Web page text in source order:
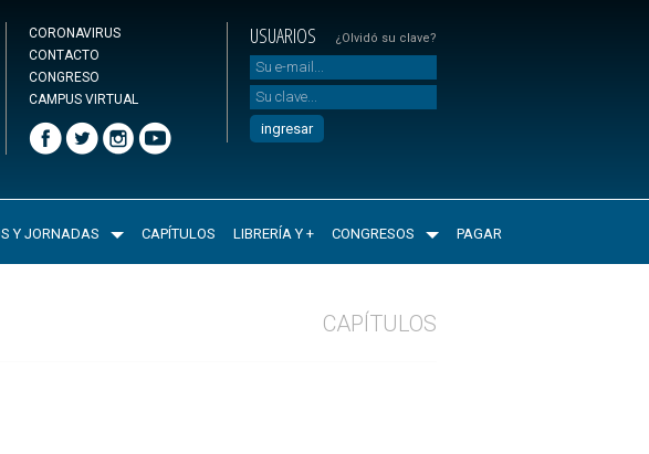
CORONAVIRUS
CONTACTO
CONGRESO
CAMPUS VIRTUAL
USUARIOS ¿Olvidó su clave?
Y JORNADAS CAPÍTULOS LIBRERÍA Y + CONGRESOS PAGAR
CAPÍTULOS